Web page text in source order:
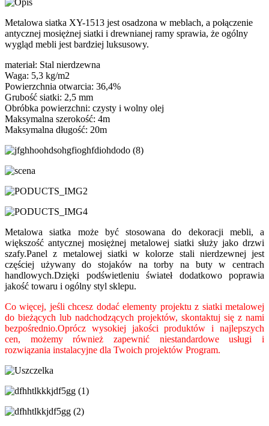
Metalowa siatka XY-1513 jest osadzona w meblach, a połączenie
antycznej mosiężnej siatki i drewnianej ramy sprawia, że ​​ogólny
wygląd mebli jest bardziej luksusowy.
materiał: Stal nierdzewna
Waga: 5,3 kg/m2
Powierzchnia otwarcia: 36,4%
Grubość siatki: 2,5 mm
Obróbka powierzchni: czysty i wolny olej
Maksymalna szerokość: 4m
Maksymalna długość: 20m
Metalowa siatka może być stosowana do dekoracji mebli, a
większość antycznej mosiężnej metalowej siatki służy jako drzwi
szafy.Panel z metalowej siatki w kolorze stali nierdzewnej jest
częściej używany do stojaków na torby na buty w centrach
handlowych.Dzięki podświetleniu świateł dodatkowo poprawia
jakość towaru i ogólny styl sklepu.
Co więcej, jeśli chcesz dodać elementy projektu z siatki metalowej
do bieżących lub nadchodzących projektów, skontaktuj się z nami
bezpośrednio.Oprócz wysokiej jakości produktów i najlepszych
cen, możemy również zapewnić niestandardowe usługi i
rozwiązania instalacyjne dla Twoich projektów Program.